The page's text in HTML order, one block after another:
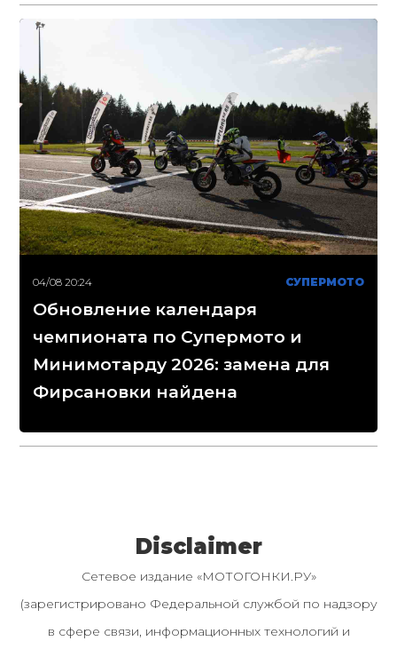
04/08 20:24 СУПЕРМОТО
Обновление календаря
чемпионата по Супермото и
Минимотарду 2026: замена для
Фирсановки найдена
Disclaimer
Сетевое издание «МОТОГОНКИ.РУ»
(зарегистрировано Федеральной службой по надзору
в сфере связи, информационных технологий и